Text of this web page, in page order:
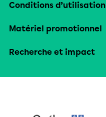
Conditions d’utilisation
Matériel promotionnel
Recherche et impact